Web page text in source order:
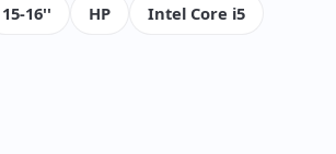
15-16'' HP
Intel Core i5